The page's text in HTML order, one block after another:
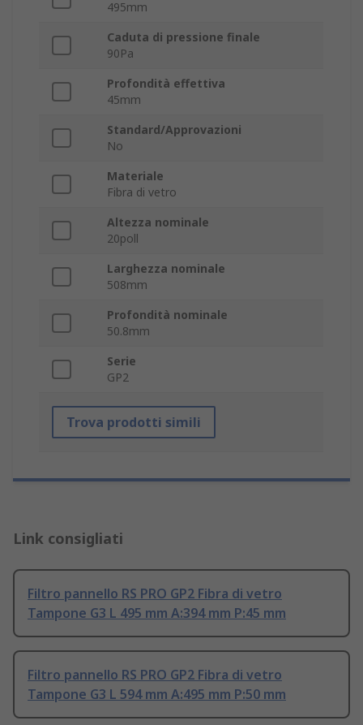
495mm
Caduta di pressione finale
90Pa
Profondità effettiva
45mm
Standard/Approvazioni
No
Materiale
Fibra di vetro
Altezza nominale
20poll
Larghezza nominale
508mm
Profondità nominale
50.8mm
Serie
GP2
Trova prodotti simili
Link consigliati
Filtro pannello RS PRO GP2 Fibra di vetro
Tampone G3 L 495 mm A:394 mm P:45 mm
Filtro pannello RS PRO GP2 Fibra di vetro
Tampone G3 L 594 mm A:495 mm P:50 mm